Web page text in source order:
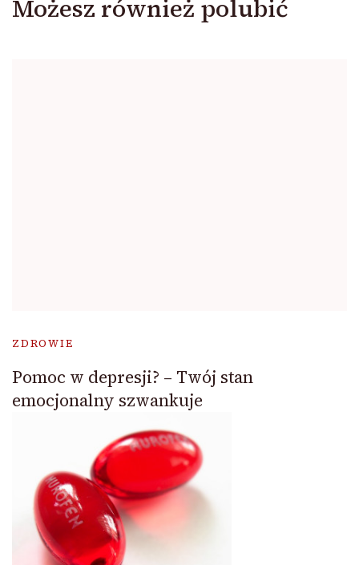
Możesz również polubić
ZDROWIE
Pomoc w depresji? – Twój stan
emocjonalny szwankuje